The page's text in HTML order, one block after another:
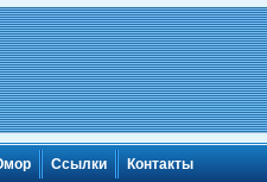
Ссылки Контакты